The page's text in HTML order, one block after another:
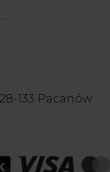
133 Pacanów